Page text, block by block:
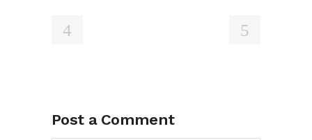
Post a Comment